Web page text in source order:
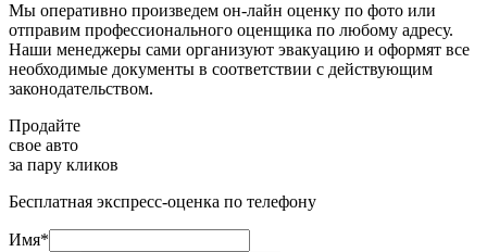
Мы оперативно произведем он-лайн оценку по фото или
отправим профессионального оценщика по любому адресу.
Наши менеджеры сами организуют эвакуацию и оформят все
необходимые документы в соответствии с действующим
законодательством.
Продайте
свое авто
за пару кликов
Бесплатная экспресс-оценка по телефону
Имя*